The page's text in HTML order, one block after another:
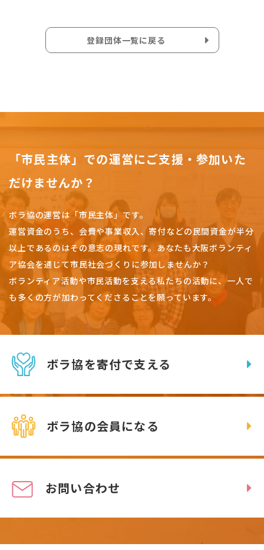
登録団体一覧に戻る
「市民主体」での運営にご支援・参加いた
だけませんか？
ボラ協の運営は「市民主体」です。
運営資金のうち、会費や事業収入、寄付などの民間資金が半分
以上であるのはその意志の現れです。 あなたも大阪ボランティ
ア協会を通じて市民社会づくりに参加しませんか？
ボランティア活動や市民活動を支える私たちの活動に、一人で
も多くの方が加わってくださることを願っています。
ボラ協を寄付で支える
ボラ協の会員になる
お問い合わせ